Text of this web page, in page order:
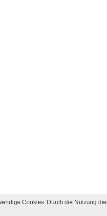
Cookies. Durch die Nutzung